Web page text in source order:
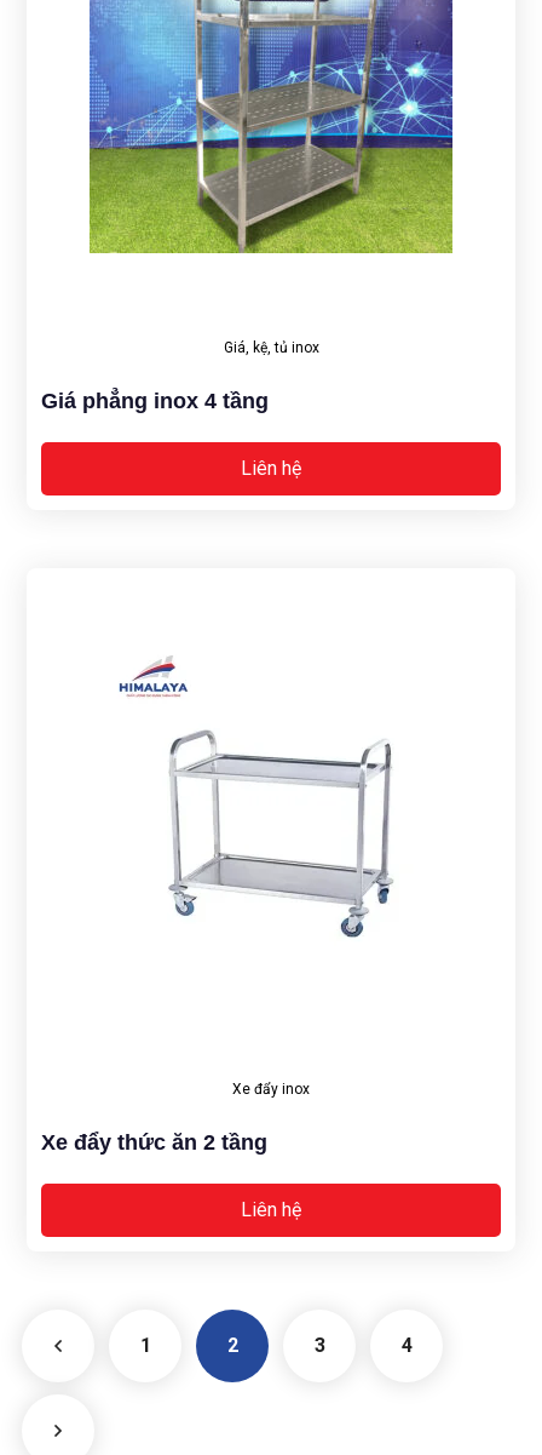
Giá, kệ, tủ inox
Giá phẳng inox 4 tầng
Liên hệ
Xe đẩy inox
Xe đẩy thức ăn 2 tầng
Liên hệ
1 2 3 4